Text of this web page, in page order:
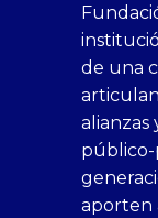
1xbet
canlı
casino
siteleri
bedava
bonus
veren
siteler
siteleri
deneme
bonusu
Sikis
siteleri
bonusu
veren
siteler
casino
siteleri
1win
xslot
sahabet
giriş
1xbet
giriş
bonusu
veren
siteler
deneme
bonusu
Deneme
bonusu
veren
escort
casino
siteleri
bonusu
bahis
siteleri
Hot
Couple
xxx
porn
on
webcam
Giriş
bonusu
veren
siteler
deneme
bonusu
veren
siteler
de una
alianzas
público-
aporten